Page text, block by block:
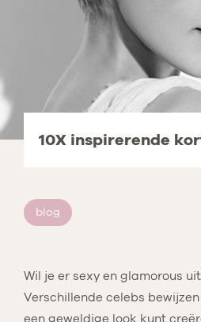
10X inspirerende
blog
Wil je er sexy en glamorous
Verschillende celebs
een geweldige look kunt